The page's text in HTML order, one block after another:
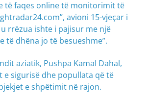
të faqes online të monitorimit të
avioni 15-vjeçar i
u rrëzua ishte i pajisur me një
të dhëna jo të besueshme”.
aziatik, Pushpa Kamal Dahal,
e sigurisë dhe popullata që të
e shpëtimit në rajon.